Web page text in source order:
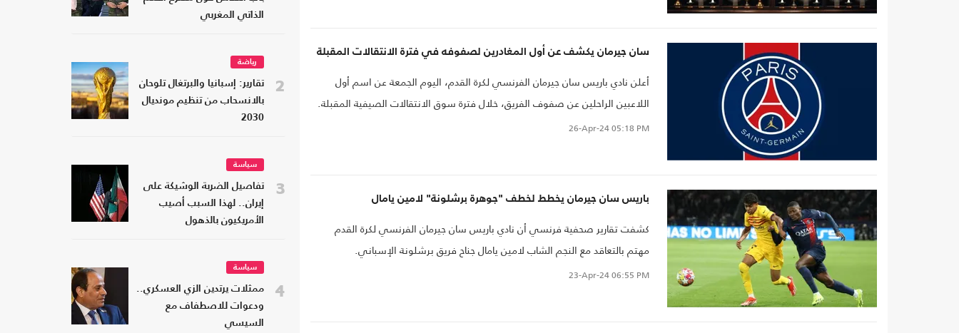
سان جيرمان يكشف عن أول المغادرين لصفوفه في فترة الانتقالات المقبلة
أعلن نادي باريس سان جيرمان الفرنسي لكرة القدم، اليوم الجمعة عن اسم أول
اللاعبين الراحلين عن صفوف الفريق، خلال فترة سوق الانتقالات الصيفية المقبلة.
26-Apr-2405:18 PM
باريس سان جيرمان يخطط لخطف "جوهرة برشلونة" لامين يامال
كشفت تقارير صحفية فرنسي أن نادي باريس سان جيرمان الفرنسي لكرة القدم
مهتم بالتعاقد مع النجم الشاب لامين يامال جناح فريق برشلونة الإسباني.
23-Apr-2406:55 PM
الذاتي المغربي
2
رياضة
تقارير: إسبانيا والبرتغال تلوحان
بالانسحاب من تنظيم مونديال
2030
3
سياسة
تفاصيل الضربة الوشيكة على
إيران.. لهذا السبب أصيب
الأمريكيون بالذهول
4
سياسة
ممثلات يرتدين الزي العسكري..
ودعوات للاصطفاف مع
السيسي